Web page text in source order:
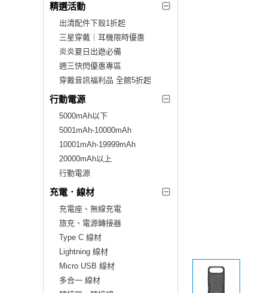
精選活動
出清配件下殺1折起
三星穿戴｜耳機限時優惠
炎炎夏日出遊必備
週三快閃優惠專區
穿戴音訊福利品 全館5折起
行動電源
5000mAh以下
5001mAh-10000mAh
10001mAh-19999mAh
20000mAh以上
行動電源
充電．線材
充電座、無線充電
旅充、電源轉接器
Type C 線材
Lightning 線材
Micro USB 線材
多合一 線材